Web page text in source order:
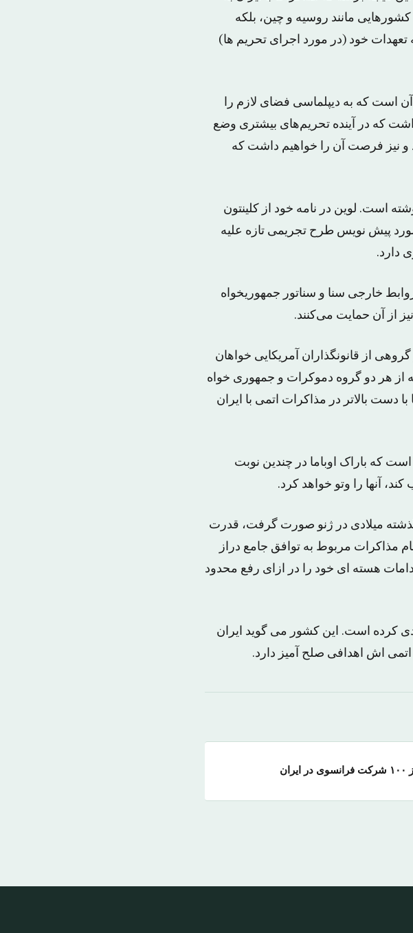
مانند روسیه و چین، بلکه
تعهدات خود (در مورد اجرای تحریم ها)
است که به دیپلماسی فضای لازم را
که در آینده تحریم‌های بیشتری وضع
و نیز فرصت آن را خواهیم داشت که
است. لوین در نامه خود از کلینتون
پیش نویس طرح تجریمی تازه علیه
دارد.
خارجی سنا و سناتور جمهوریخواه
از آن حمایت می‌کنند.
از قانونگذاران آمریکایی خواهان
از هر دو گروه دموکرات و جمهوری خواه
دست بالاتر در مذاکرات اتمی با ایران
که باراک اوباما در چندین نوبت
آنها را وتو خواهد کرد.
با گروه ۱+۵ که نوامبر سال گذشته میلادی در ژنو صورت گرفت، قدرت
مذاکرات مربوط به توافق جامع دراز
هسته ای خود را در ازای رفع محدود
کرده است. این کشور می گوید ایران
اتمی اش اهدافی صلح آمیز دارد.